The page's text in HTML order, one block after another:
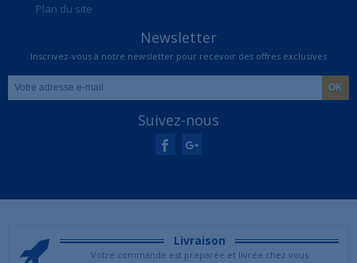
Plan du site
Newsletter
Inscrivez-vous à notre newsletter pour recevoir des offres exclusives
Suivez-nous
Livraison
Votre commande est preparée et livrée chez vous